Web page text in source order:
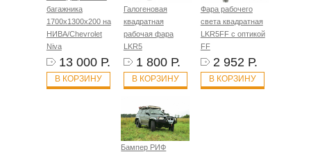
багажника
1700х1300х200 на
НИВА/Chevrolet
Niva
13 000 Р.
В КОРЗИНУ
Галогеновая
квадратная
рабочая фара
LKR5
1 800 Р.
В КОРЗИНУ
Фара рабочего
света квадратная
LKR5FF с оптикой
FF
2 952 Р.
В КОРЗИНУ
Бампер РИФ